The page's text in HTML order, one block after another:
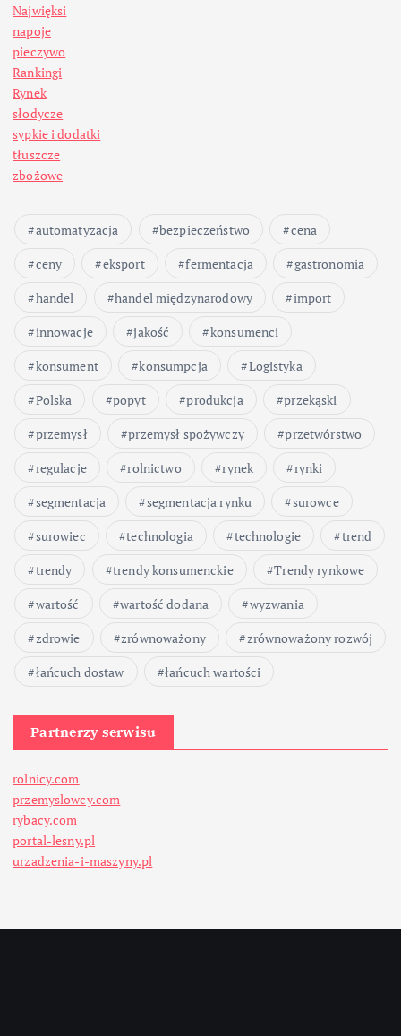
Najwięksi
napoje
pieczywo
Rankingi
Rynek
słodycze
sypkie i dodatki
tłuszcze
zbożowe
automatyzacja bezpieczeństwo
cena
ceny
eksport fermentacja
gastronomia
handel
handel międzynarodowy
import
innowacje
jakość
konsumenci
konsument
konsumpcja
Logistyka
Polska
popyt produkcja
przekąski
przemysł
przemysł spożywczy
przetwórstwo
regulacje
rolnictwo rynek
rynki
segmentacja
segmentacja rynku
surowce
surowiec
technologia technologie
trend
trendy
trendy konsumenckie
Trendy rynkowe
wartość
wartość dodana
wyzwania
zdrowie
zrównoważony
zrównoważony rozwój
łańcuch dostaw
łańcuch wartości
Partnerzy serwisu
rolnicy.com
przemyslowcy.com
rybacy.com
portal-lesny.pl
urzadzenia-i-maszyny.pl